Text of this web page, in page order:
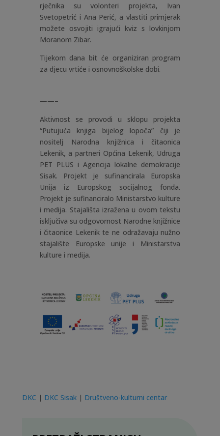
rječnika su volonteri projekta, Ivan
Svetopetrić i Ana Perić, a vlastiti primjerak
možete osvojiti igrajući kviz s lovkinjom
Moranom Zibar.
Tijekom dana bit će organiziran program
za djecu vrtiće i osnovnoškolske dobi.
——–
Aktivnost se provodi u sklopu projekta
“Putujuća knjiga bijelog lopoča” čiji je
nositelj Narodna knjižnica i čitaonica
Lekenik, a partneri Općina Lekenik, Udruga
PET PLUS i Agencija lokalne demokracije
Sisak. Projekt je sufinancirala Europska
Unija iz Europskog socijalnog fonda.
Projekt je sufinanciralo Ministarstvo kulture
i medija. Stajališta izražena u ovom tekstu
isključiva su odgovornost Narodne knjižnice
i čitaonice Lekenik te ne odražavaju nužno
stajalište Europske unije i Ministarstva
kulture i medija.
DKC | DKC Sisak| Društveno-kulturni centar